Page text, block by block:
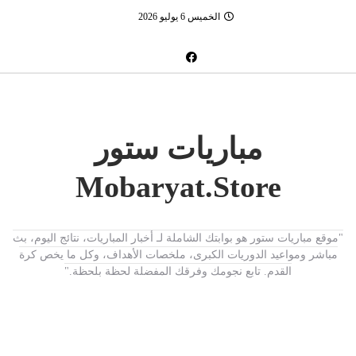
الخميس 6 يوليو 2026
مباريات ستور
Mobaryat.Store
"موقع مباريات ستور هو بوابتك الشاملة لـ أخبار المباريات، نتائج اليوم، بث
مباشر ومواعيد الدوريات الكبرى، ملخصات الأهداف، وكل ما يخص كرة
القدم. تابع نجومك وفرقك المفضلة لحظة بلحظة."